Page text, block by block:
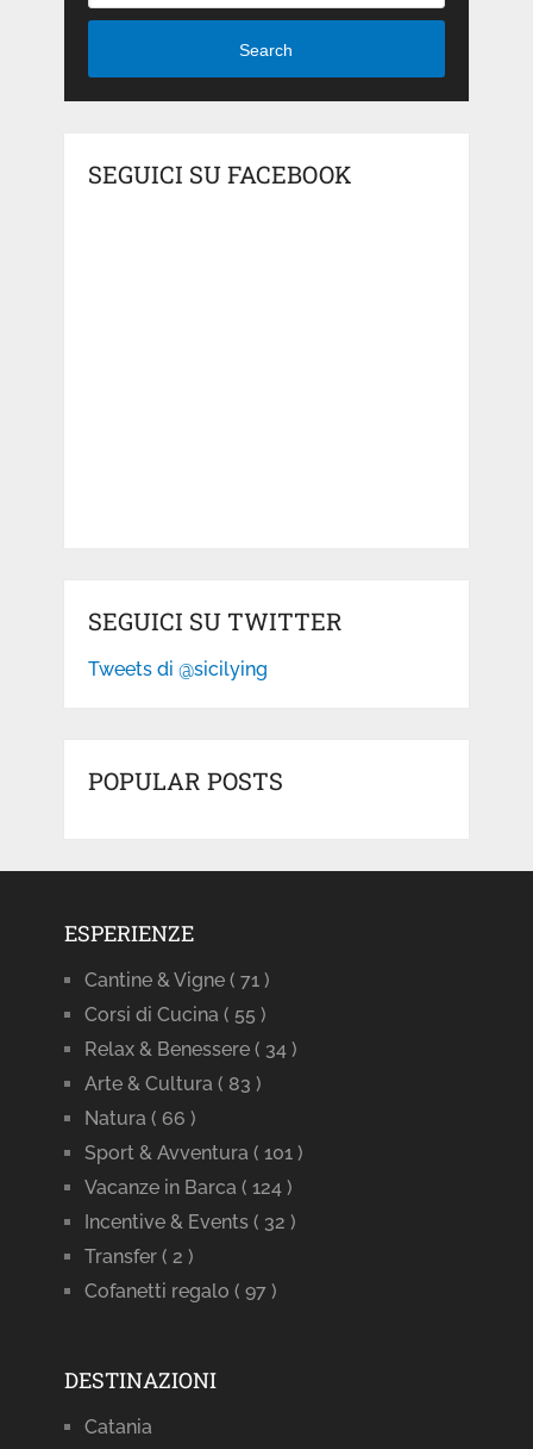
Search
SEGUICI SU FACEBOOK
SEGUICI SU TWITTER
Tweets di @sicilying
POPULAR POSTS
ESPERIENZE
Cantine & Vigne ( 71 )
Corsi di Cucina ( 55 )
Relax & Benessere ( 34 )
Arte & Cultura ( 83 )
Natura ( 66 )
Sport & Avventura ( 101 )
Vacanze in Barca ( 124 )
Incentive & Events ( 32 )
Transfer ( 2 )
Cofanetti regalo ( 97 )
DESTINAZIONI
Catania